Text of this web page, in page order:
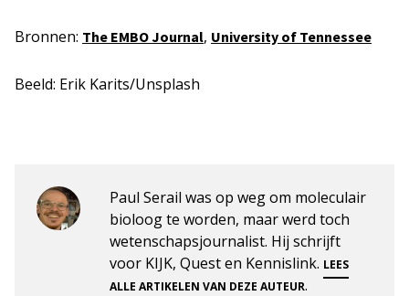
Bronnen: The EMBO Journal, University of Tennessee
Beeld: Erik Karits/Unsplash
Paul Serail was op weg om moleculair
bioloog te worden, maar werd toch
wetenschapsjournalist. Hij schrijft
voor KIJK, Quest en Kennislink. LEES
ALLE ARTIKELEN VAN DEZE AUTEUR.